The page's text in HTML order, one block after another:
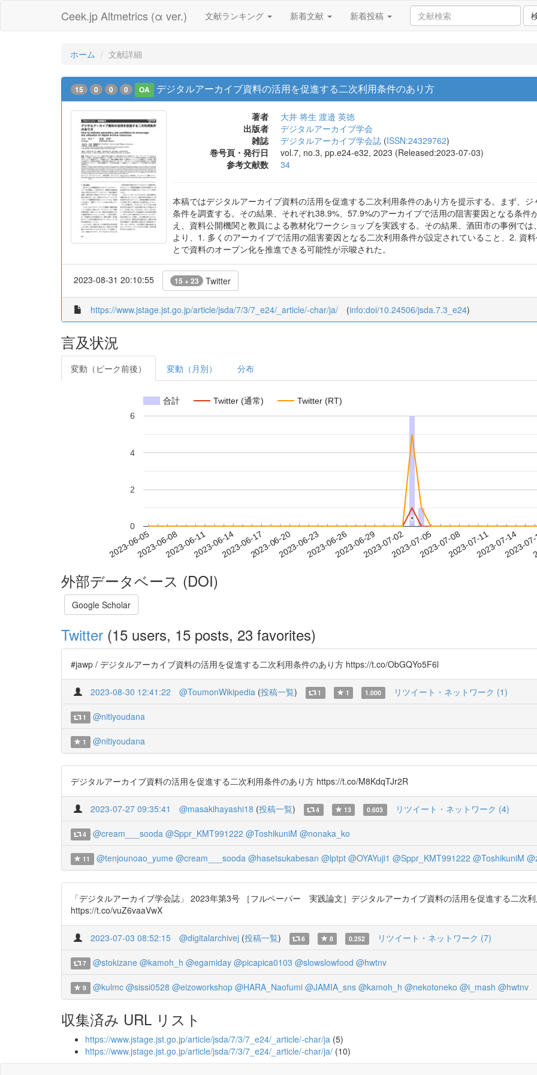
Ceek.jp Altmetrics (α ver.) 文献ランキング 新着文献 新着投稿
ホーム 文献詳細
15 0 0 0 OA デジタルアーカイブ資料の活用を促進する二次利用条件のあり方
著者 大井 将生 渡邉 英徳
出版者
デジタルアーカイブ学会
雑誌
デジタルアーカイブ学会誌 (ISSN:24329762)
巻号頁・発行日
vol.7, no.3, pp.e24-e32, 2023 (Released:2023-07-03)
参考文献数
34
本稿ではデジタルアーカイブ資料の活用を促進する二次利用条件のあり方を提示する。まず、
条件を調査する。その結果、それぞれ38.9%、57.9%のアーカイブで活用の阻害要因となる条件
え、資料公開機関と教員による教材化ワークショップを実践する。その結果、酒田市の事例で
より、1. 多くのアーカイブで活用の阻害要因となる二次利用条件が設定されていること、2. 資
とで資料のオープン化を推進できる可能性が示唆された。
2023-08-31 20:10:55 15 + 23 Twitter
https://www.jstage.jst.go.jp/article/jsda/7/3/7_e24/_article/-char/ja/ (info:doi/10.24506/jsda.7.3_e24)
言及状況
変動（ピーク前後） 変動（月別） 分布
合計 Twitter (通常) Twitter (RT)
2023-06-052023-06-082023-06-112023-06-142023-06-172023-06-202023-06-232023-06-262023-06-292023-07-022023-07-052023-07-082023-07-112023-07-14
2023-
0
2
4
6
*
*
外部データベース (DOI)
Google Scholar
Twitter (15 users, 15 posts, 23 favorites)
#jawp / デジタルアーカイブ資料の活用を促進する二次利用条件のあり方 https://t.co/ObGQYo5F6l
2023-08-30 12:41:22 @ToumonWikipedia (投稿一覧) 1 1 1.000 リツイート・ネットワーク (1)
1 @nitiyoudana
1 @nitiyoudana
デジタルアーカイブ資料の活用を促進する二次利用条件のあり方 https://t.co/M8KdqTJr2R
2023-07-27 09:35:41 @masakihayashi18 (投稿一覧) 4 13 0.603 リツイート・ネットワーク (4)
4 @cream___sooda @Sppr_KMT991222 @ToshikuniM @nonaka_ko
11 @tenjounoao_yume @cream___sooda @hasetsukabesan @lptpt @OYAYuji1 @Sppr_KMT991222 @ToshikuniM
「デジタルアーカイブ学会誌」 2023年第3号 ［フルペーパー 実践論文］デジタルアーカイブ資料の活用を促進する二次
https://t.co/vuZ6vaaVwX
2023-07-03 08:52:15 @digitalarchivej (投稿一覧) 6 8 0.252 リツイート・ネットワーク (7)
7 @stokizane @kamoh_h @egamiday @picapica0103 @slowslowfood @hwtnv
9 @kulmc @sissi0528 @eizoworkshop @HARA_Naofumi @JAMIA_sns @kamoh_h @nekotoneko @i_mash @hwtnv
収集済み URL リスト
https://www.jstage.jst.go.jp/article/jsda/7/3/7_e24/_article/-char/ja (5)
https://www.jstage.jst.go.jp/article/jsda/7/3/7_e24/_article/-char/ja/ (10)